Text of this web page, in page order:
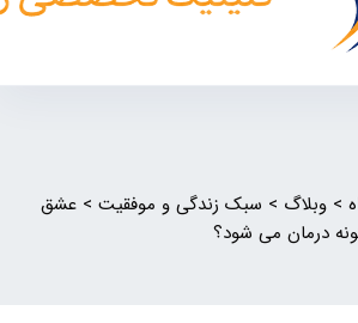
> وبلاگ > سبک زندگی و موفقیت > عشق
درمان می شود؟